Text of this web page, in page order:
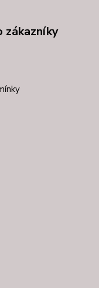
zákazníky